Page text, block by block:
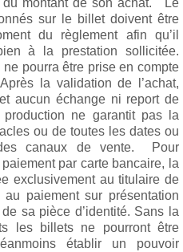
montant de son achat. Le
sur le billet doivent être
du règlement afin qu’il
à la prestation sollicitée.
pourra être prise en compte
la validation de l’achat,
aucun échange ni report de
ne garantit pas la
ou de toutes les dates ou
canaux de vente. Pour
par carte bancaire, la
exclusivement au titulaire de
paiement sur présentation
sa pièce d’identité. Sans la
les billets ne pourront être
établir un pouvoir